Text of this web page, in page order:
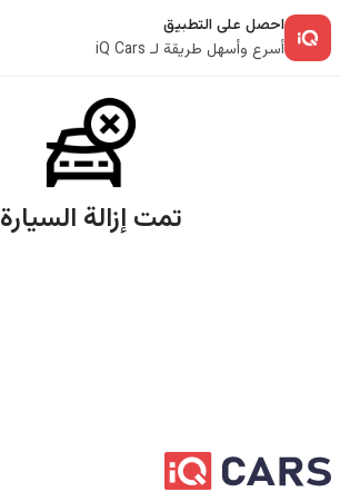
احصل على التطبيق
أسرع وأسهل طريقة لـ iQ Cars
تمت إزالة السيارة